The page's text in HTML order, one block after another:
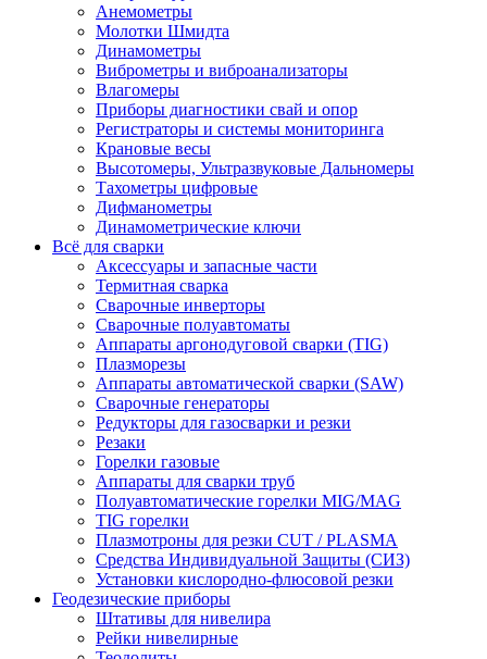
Анемометры
Молотки Шмидта
Динамометры
Виброметры и виброанализаторы
Влагомеры
Приборы диагностики свай и опор
Регистраторы и системы мониторинга
Крановые весы
Высотомеры, Ультразвуковые Дальномеры
Тахометры цифровые
Дифманометры
Динамометрические ключи
Всё для сварки
Аксессуары и запасные части
Термитная сварка
Сварочные инверторы
Сварочные полуавтоматы
Аппараты аргонодуговой сварки (TIG)
Плазморезы
Аппараты автоматической сварки (SAW)
Сварочные генераторы
Редукторы для газосварки и резки
Резаки
Горелки газовые
Аппараты для сварки труб
Полуавтоматические горелки MIG/MAG
TIG горелки
Плазмотроны для резки CUT / PLASMA
Средства Индивидуальной Защиты (СИЗ)
Установки кислородно-флюсовой резки
Геодезические приборы
Штативы для нивелира
Рейки нивелирные